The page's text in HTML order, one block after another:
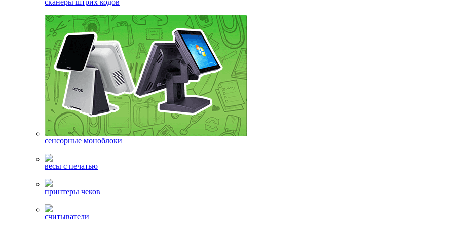
сканеры штрих кодов
сенсорные моноблоки
весы с печатью
принтеры чеков
считыватели